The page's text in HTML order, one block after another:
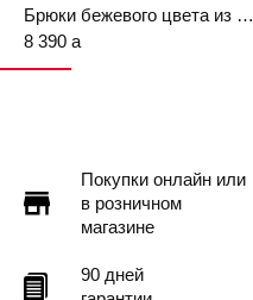
Брюки бежевого цвета из смесовой вискозы свободного кроя
8 390 a
Покупки онлайн или
в розничном
магазине
90 дней